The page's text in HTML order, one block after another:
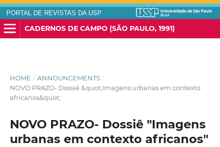
PORTAL DE REVISTAS DA USP
CADERNOS DE CAMPO (SÃO PAULO, 1991)
HOME / ANNOUNCEMENTS /
NOVO PRAZO- Dossiê &quot;Imagens urbanas em contexto
africanos&quot;
NOVO PRAZO- Dossiê "Imagens
urbanas em contexto africanos"